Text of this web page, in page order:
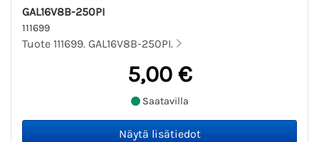
GAL16V8B-250PI
111699
Tuote 111699. GAL16V8B-250PI.
5,00 €
Saatavilla